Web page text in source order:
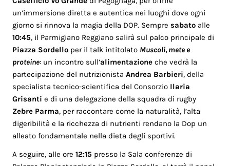
un’immersione diretta e autentica nei luoghi dove ogni
giorno si rinnova la magia della DOP. Sempresabato alle
10:45, il Parmigiano Reggiano salirà sul palco principale di
Piazza Sordello per il talk intitolato Muscoli, mete e
proteine: un incontro sull’alimentazione che vedrà la
partecipazione del nutrizionistaAndrea Barbieri, della
specialista tecnico-scientifica del Consorzio Ilaria
Grisanti e di una delegazione della squadra di rugby
Zebre Parma, per raccontare come la naturalità, l’alta
digeribilità e la ricchezza di nutrienti rendano la Dop un
alleato fondamentale nella dieta degli sportivi.
A seguire, alle ore12:15 presso la Sala conferenze di